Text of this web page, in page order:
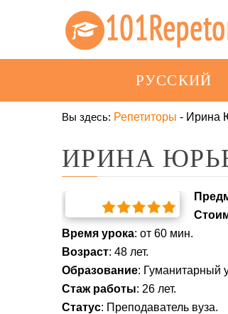
РУССКИЙ
Вы здесь: Репетиторы - Ирина
ИРИНА
Время урока: от 60 мин.
Возраст: 48 лет.
Образование: Гуманитарный
Стаж работы: 26 лет.
Статус: Преподаватель вуза.